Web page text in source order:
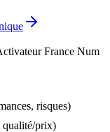
France Num
risques)
qualité/prix)